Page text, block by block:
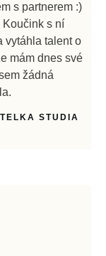
s partnerem :)
Koučink s ní
vytáhla talent o
mám dnes své
žádná
STUDIA